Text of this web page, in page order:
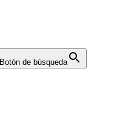
Botón de búsqueda